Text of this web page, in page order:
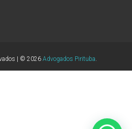
| © 2026Advogados Pirituba.